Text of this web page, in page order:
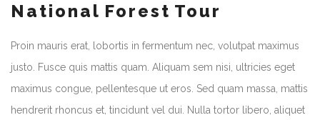
National Forest Tour
Proin mauris erat, lobortis in fermentum nec, volutpat maximus
justo. Fusce quis mattis quam. Aliquam sem nisi, ultricies eget
maximus congue, pellentesque ut eros. Sed quam massa, mattis
hendrerit rhoncus et, tincidunt vel dui. Nulla tortor libero, aliquet